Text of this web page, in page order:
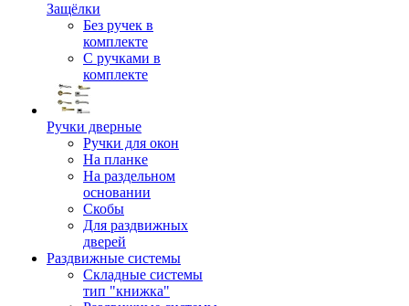
Защёлки
Без ручек в
комплекте
С ручками в
комплекте
Ручки дверные
Ручки для окон
На планке
На раздельном
основании
Скобы
Для раздвижных
дверей
Раздвижные системы
Складные системы
тип "книжка"